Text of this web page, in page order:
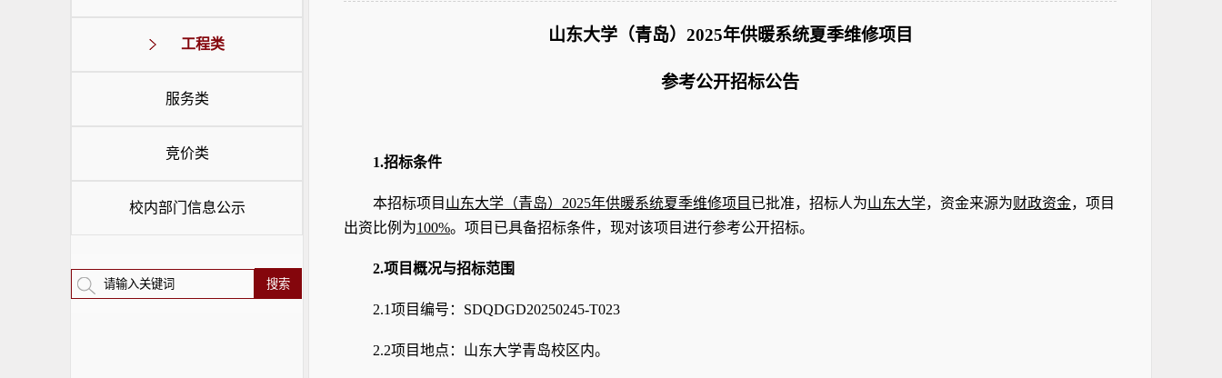
工程类
服务类
竞价类
校内部门信息公示
山东大学（青岛）2025年供暖系统夏季维修项目
参考公开招标公告
1.招标条件
本招标项目 山东大学（青岛）2025年供暖系统夏季维修项目 已批准，招标人为山东大学，资金来源为财政资金，项目
出资比例为100%。项目已具备招标条件，现对该项目进行参考公开招标。
2.项目概况与招标范围
2.1项目编号：SDQDGD20250245-T023
2.2项目地点： 山东大学青岛校区内。